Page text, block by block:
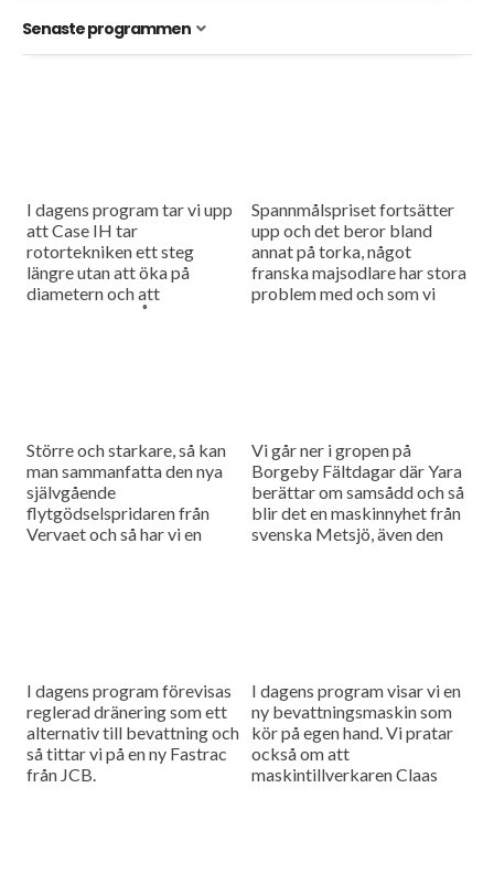
Senaste programmen
I dagens program tar vi upp
att Case IH tar
rotortekniken ett steg
längre utan att öka på
diametern och att
salladsodlaren Åhus Grönt
Spannmålspriset fortsätter
upp och det beror bland
annat på torka, något
franska majsodlare har stora
problem med och som vi
Större och starkare, så kan
man sammanfatta den nya
självgående
flytgödselspridaren från
Vervaet och så har vi en
Vi går ner i gropen på
Borgeby Fältdagar där Yara
berättar om samsådd och så
blir det en maskinnyhet från
svenska Metsjö, även den
I dagens program förevisas
reglerad dränering som ett
alternativ till bevattning och
så tittar vi på en ny Fastrac
från JCB.
I dagens program visar vi en
ny bevattningsmaskin som
kör på egen hand. Vi pratar
också om att
maskintillverkaren Claas